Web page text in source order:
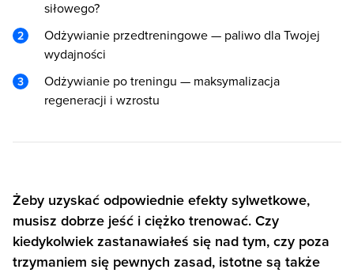
siłowego?
Odżywianie przedtreningowe — paliwo dla Twojej
wydajności
Odżywianie po treningu — maksymalizacja
regeneracji i wzrostu
Żeby uzyskać odpowiednie efekty sylwetkowe,
musisz dobrze jeść i ciężko trenować. Czy
kiedykolwiek zastanawiałeś się nad tym, czy poza
trzymaniem się pewnych zasad, istotne są także